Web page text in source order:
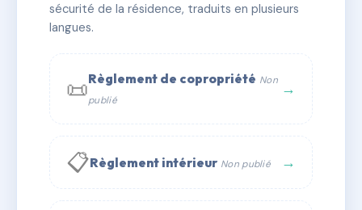
📞 Contacter Syndic Digital
sécurité de la résidence, traduits en plusieurs
langues.
📜Règlement de copropriété Non
publié
→
📋Règlement intérieur Non publié →